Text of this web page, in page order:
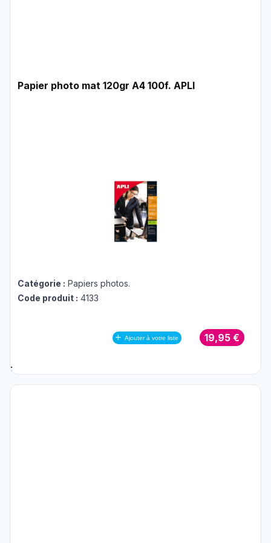
Papier photo mat 120gr A4 100f. APLI
Catégorie : Papiers photos.
Code produit : 4133
Ajouter à votre liste 19,95 €
;